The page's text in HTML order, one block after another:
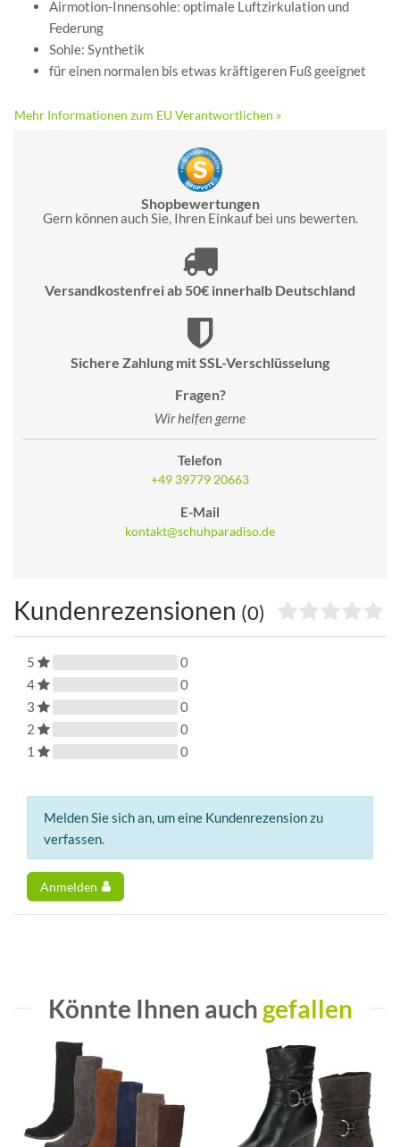
Airmotion-Innensohle: optimale Luftzirkulation und
Federung
Sohle: Synthetik
für einen normalen bis etwas kräftigeren Fuß geeignet
Mehr Informationen zum EU Verantwortlichen »
Shopbewertungen
Gern können auch Sie, Ihren Einkauf bei uns bewerten.
Versandkostenfrei ab 50€ innerhalb Deutschland
Sichere Zahlung mit SSL-Verschlüsselung
Fragen?
Wir helfen gerne
Telefon
+49 39779 20663
E-Mail
kontakt@schuhparadiso.de
Kundenrezensionen (0)
5
0
4
0
3
0
2
0
1
0
Melden Sie sich an, um eine Kundenrezension zu
verfassen.
Anmelden
Könnte Ihnen auch gefallen